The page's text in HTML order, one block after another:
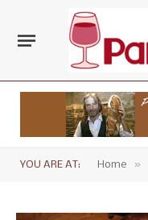
YOU ARE AT: Home »